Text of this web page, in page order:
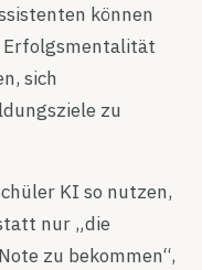
können
Erfolgsmentalität
sich
zu
KI so nutzen,
nur „die
zu bekommen“,